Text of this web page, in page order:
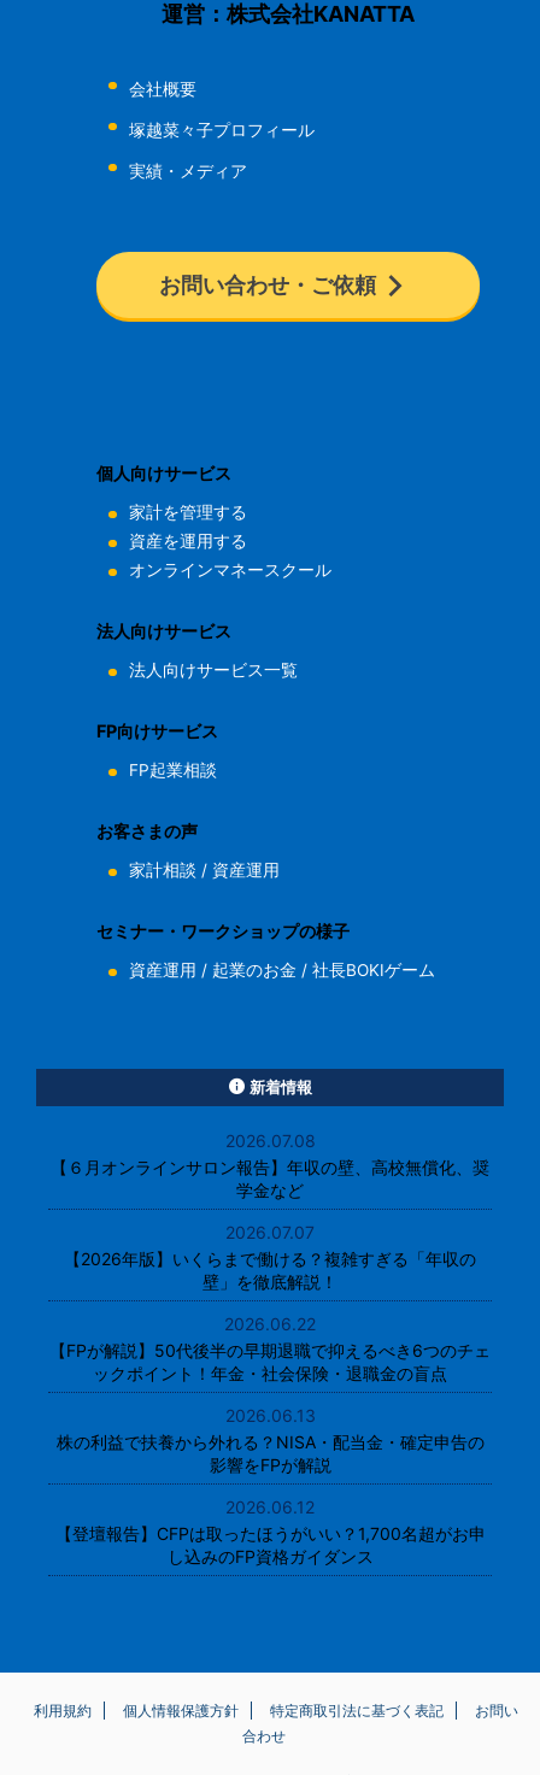
運営：株式会社KANATTA
会社概要
塚越菜々子プロフィール
実績・メディア
お問い合わせ・ご依頼
個人向けサービス
家計を管理する
資産を運用する
オンラインマネースクール
法人向けサービス
法人向けサービス一覧
FP向けサービス
FP起業相談
お客さまの声
家計相談 / 資産運用
セミナー・ワークショップの様子
資産運用 / 起業のお金 /社長BOKIゲーム
新着情報
2026.07.08
【６月オンラインサロン報告】年収の壁、高校無償化、奨
学金など
2026.07.07
【2026年版】いくらまで働ける？複雑すぎる「年収の
壁」を徹底解説！
2026.06.22
【FPが解説】50代後半の早期退職で抑えるべき6つのチェ
ックポイント！年金・社会保険・退職金の盲点
2026.06.13
株の利益で扶養から外れる？NISA・配当金・確定申告の
影響をFPが解説
2026.06.12
【登壇報告】CFPは取ったほうがいい？1,700名超がお申
し込みのFP資格ガイダンス
利用規約 個人情報保護方針 特定商取引法に基づく表記
お問い
合わせ